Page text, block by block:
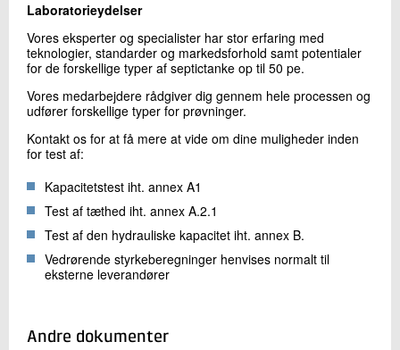
Laboratorieydelser
Vores eksperter og specialister har stor erfaring med
teknologier, standarder og markedsforhold samt potentialer
for de forskellige typer af septictanke op til 50 pe.
Vores medarbejdere rådgiver dig gennem hele processen og
udfører forskellige typer for prøvninger.
Kontakt os for at få mere at vide om dine muligheder inden
for test af:
Kapacitetstest iht. annex A1
Test af tæthed iht. annex A.2.1
Test af den hydrauliske kapacitet iht. annex B.
Vedrørende styrkeberegninger henvises normalt til
eksterne leverandører
Andre dokumenter